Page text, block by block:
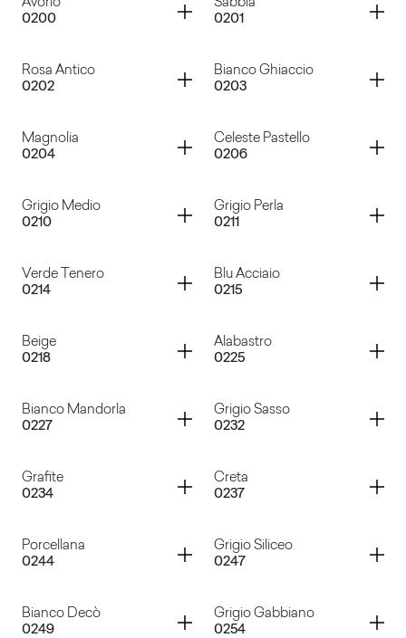
Avorio
0200
Container
Sabbia
0201
Container
Rosa Antico
0202
Container
Bianco Ghiaccio
0203
Container
Magnolia
0204
Container
Celeste Pastello
0206
Container
Grigio Medio
0210
Container
Grigio Perla
0211
Container
Verde Tenero
0214
Container
Blu Acciaio
0215
Container
Beige
0218
Container
Alabastro
0225
Container
Bianco Mandorla
0227
Container
Grigio Sasso
0232
Container
Grafite
0234
Container
Creta
0237
Container
Porcellana
0244
Container
Grigio Siliceo
0247
Container
Bianco Decò
0249
Container
Grigio Gabbiano
0254
Container